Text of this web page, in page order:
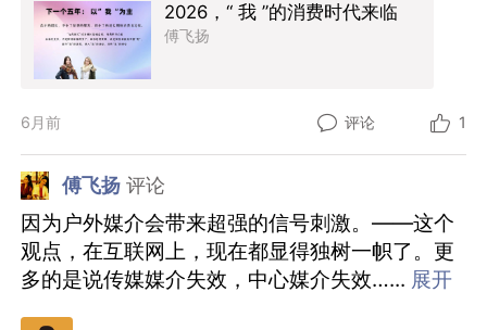
2026，“ 我 ”的消费时代来临
傅飞扬
6月前 评论 1
傅飞扬 评论
因为户外媒介会带来超强的信号刺激。——这个
观点，在互联网上，现在都显得独树一帜了。更
多的是说传媒媒介失效，中心媒介失效…... 展开